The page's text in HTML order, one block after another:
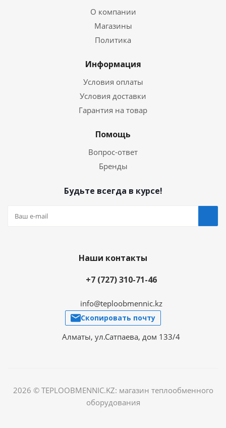
О компании
Магазины
Политика
Информация
Условия оплаты
Условия доставки
Гарантия на товар
Помощь
Вопрос-ответ
Бренды
Будьте всегда в курсе!
Наши контакты
+7 (727) 310-71-46
info@teploobmennic.kz
Скопировать почту
Алматы, ул.Сатпаева, дом 133/4
2026 © TEPLOOBMENNIC.KZ: магазин теплообменного
оборудования